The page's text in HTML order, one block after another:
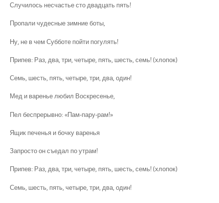
Случилось несчастье сто двадцать пять!
Пропали чудесные зимние боты,
Ну, не в чем Субботе пойти погулять!
Припев: Раз, два, три, четыре, пять, шесть, семь! (хлопок)
Семь, шесть, пять, четыре, три, два, один!
Мед и варенье любил Воскресенье,
Пел беспрерывно: «Пам-пару-рам!»
Ящик печенья и бочку варенья
Запросто он съедал по утрам!
Припев: Раз, два, три, четыре, пять, шесть, семь! (хлопок)
Семь, шесть, пять, четыре, три, два, один!